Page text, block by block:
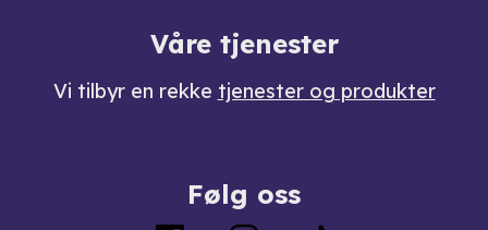
Våre tjenester
Vi tilbyr en rekke tjenester og produkter
Følg oss